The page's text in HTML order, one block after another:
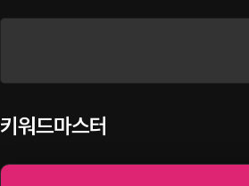
키워드마스터